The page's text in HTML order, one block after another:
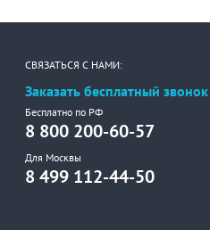
СВЯЗАТЬСЯ С НАМИ:
Заказать бесплатный звонок
Бесплатно по РФ
8 800 200-60-57
Для Москвы
8 499 112-44-50